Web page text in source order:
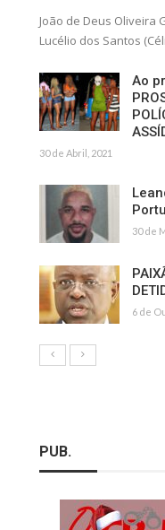
João de Deus Oliveira
Lucélio dos Santos
Ao
30 de Abril, 2021
30 de
6 de
PUB.